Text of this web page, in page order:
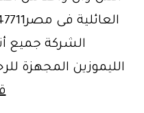
الشركة جميع
الليموزين المجهزة